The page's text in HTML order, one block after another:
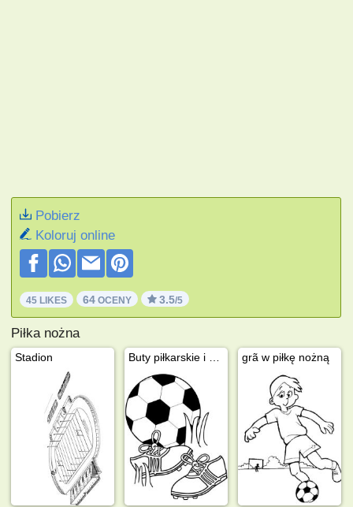
Pobierz
Koloruj online
45 LIKES 64 OCENY 3.5/5
Piłka nożna
Stadion grã w piłkę nożną